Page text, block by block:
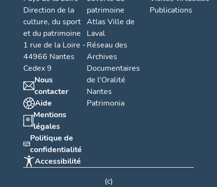
Direction de la
culture, du sport
et du patrimoine
1 rue de la Loire -
44966 Nantes
Cedex 9
Nous
contacter
Aide
Mentions
légales
Politique de
confidentialité
Accessibilité
patrimoine
Atlas Ville de
Laval
Réseau des
Archives
Documentaires
de l'Oralité
Nantes
Patrimonia
Publications
(c)